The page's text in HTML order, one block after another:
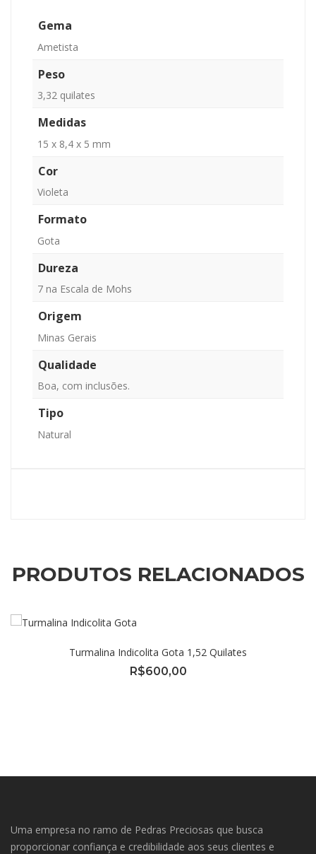
Gema
Ametista
Peso
3,32 quilates
Medidas
15 x 8,4 x 5 mm
Cor
Violeta
Formato
Gota
Dureza
7 na Escala de Mohs
Origem
Minas Gerais
Qualidade
Boa, com inclusões.
Tipo
Natural
PRODUTOS RELACIONADOS
Turmalina Indicolita Gota 1,52 Quilates
R$600,00
Uma empresa no ramo de Pedras Preciosas que busca
proporcionar confiança e credibilidade aos seus clientes e